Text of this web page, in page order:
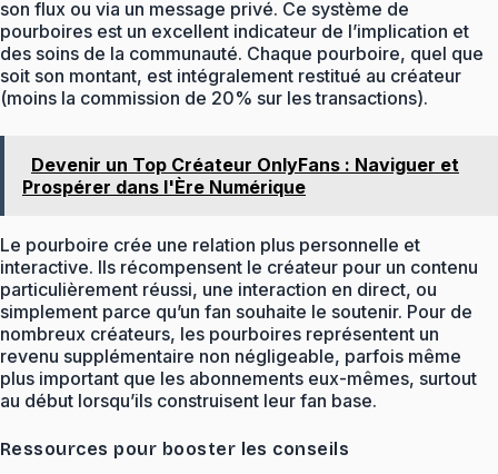
son flux ou via un message privé. Ce système de
pourboires est un excellent indicateur de l’implication et
des soins de la communauté. Chaque pourboire, quel que
soit son montant, est intégralement restitué au créateur
(moins la commission de 20% sur les transactions).
Devenir un Top Créateur OnlyFans : Naviguer et
Prospérer dans l'Ère Numérique
Le pourboire crée une relation plus personnelle et
interactive. Ils récompensent le créateur pour un contenu
particulièrement réussi, une interaction en direct, ou
simplement parce qu’un fan souhaite le soutenir. Pour de
nombreux créateurs, les pourboires représentent un
revenu supplémentaire non négligeable, parfois même
plus important que les abonnements eux-mêmes, surtout
au début lorsqu’ils construisent leur fan base.
Ressources pour booster les conseils